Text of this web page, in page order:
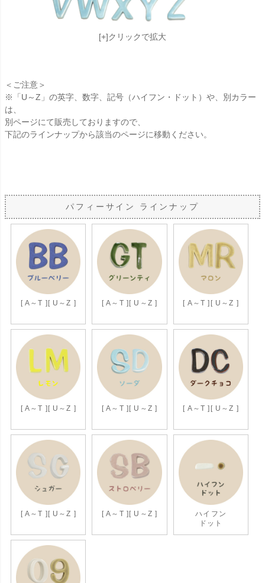
[+]クリックで拡大
＜ご注意＞
※「U～Z」の英字、数字、記号（ハイフン・ドット）や、別カラー
は、
別ページにて販売しておりますので、
下記のラインナップから該当のページに移動ください。
パフィーサイン ラインナップ
[ A～T ][ U～Z ] [ A～T ][ U～Z ] [ A～T ] [ U～Z ]
[ A～T ][ U～Z ] [ A～T ][ U～Z ] [ A～T ] [ U～Z ]
[ A～T ][ U～Z ] [ A～T ][ U～Z ]
ハイフン
ドット